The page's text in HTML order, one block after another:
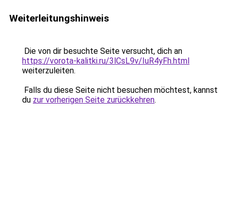
Weiterleitungshinweis
Die von dir besuchte Seite versucht, dich an
https://vorota-kalitki.ru/3lCsL9v/IuR4yFh.html
weiterzuleiten.
Falls du diese Seite nicht besuchen möchtest, kannst
du zur vorherigen Seite zurückkehren.